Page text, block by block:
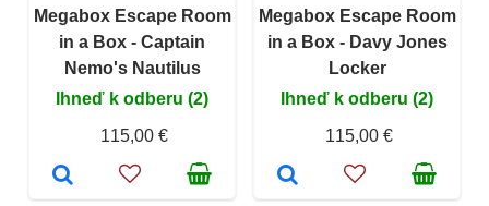
Megabox Escape Room
in a Box - Captain
Nemo's Nautilus
Ihneď k odberu (2)
115,00 €
Megabox Escape Room
in a Box - Davy Jones
Locker
Ihneď k odberu (2)
115,00 €